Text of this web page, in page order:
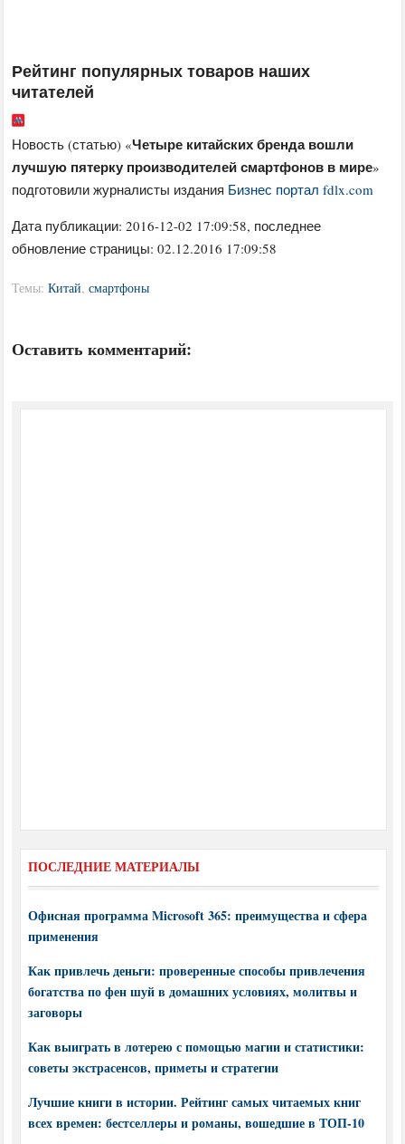
Рейтинг популярных товаров наших
читателей
Новость (статью) «Четыре китайских бренда вошли
лучшую пятерку производителей смартфонов в мире»
подготовили журналисты издания Бизнес портал fdlx.com
Дата публикации:2016-12-02 17:09:58, последнее
обновление страницы: 02.12.2016 17:09:58
Темы:Китай,смартфоны
Оставить комментарий:
ПОСЛЕДНИЕ МАТЕРИАЛЫ
Офисная программа Microsoft 365: преимущества и сфера
применения
Как привлечь деньги: проверенные способы привлечения
богатства по фен шуй в домашних условиях, молитвы и
заговоры
Как выиграть в лотерею с помощью магии и статистики:
советы экстрасенсов, приметы и стратегии
Лучшие книги в истории. Рейтинг самых читаемых книг
всех времен: бестселлеры и романы, вошедшие в ТОП-10